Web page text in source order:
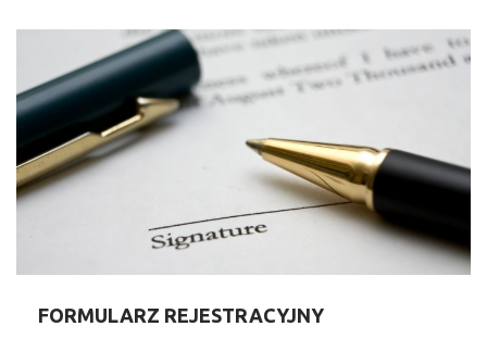
FORMULARZ REJESTRACYJNY